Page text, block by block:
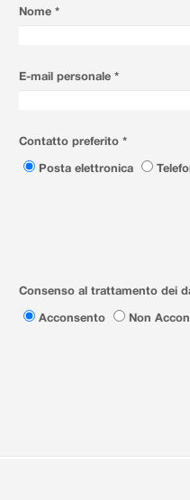
Nome *
E-mail personale *
Contatto preferito *
Posta elettronica
Consenso al trattamento dei
Acconsento
Non